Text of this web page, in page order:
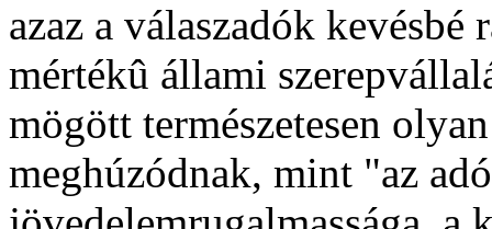
azaz a válaszadók
mértékû állami
mögött természetesen
meghúzódnak, mint "az